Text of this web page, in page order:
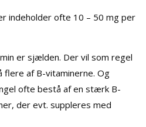
indeholder ofte 10 – 50 mg per
er sjælden. Der vil som regel
af B-vitaminerne. Og
ofte bestå af en stærk B-
der evt. suppleres med